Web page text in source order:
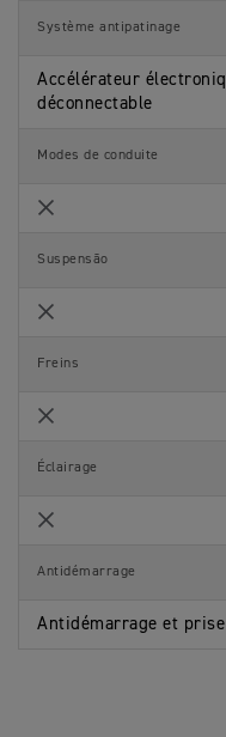
Système antipatinage
Accélérateur
déconnectable
Modes de conduite
Suspensão
Freins
Éclairage
Antidémarrage
Antidémarrage et